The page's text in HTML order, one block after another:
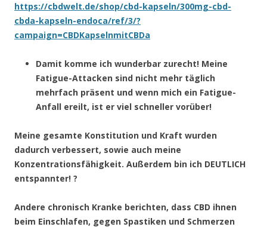
https://cbdwelt.de/shop/cbd-kapseln/300mg-cbd-
cbda-kapseln-endoca/ref/3/?
campaign=CBDKapselnmitCBDa
Damit komme ich wunderbar zurecht! Meine
Fatigue-Attacken sind nicht mehr täglich
mehrfach präsent und wenn mich ein Fatigue-
Anfall ereilt, ist er viel schneller vorüber!
Meine gesamte Konstitution und Kraft wurden
dadurch verbessert, sowie auch meine
Konzentrationsfähigkeit. Außerdem bin ich DEUTLICH
entspannter! ?
Andere chronisch Kranke berichten, dass CBD ihnen
beim Einschlafen, gegen Spastiken und Schmerzen